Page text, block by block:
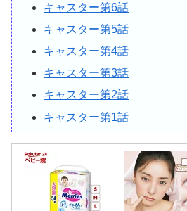
キャスター第6話
キャスター第5話
キャスター第4話
キャスター第3話
キャスター第2話
キャスター第1話